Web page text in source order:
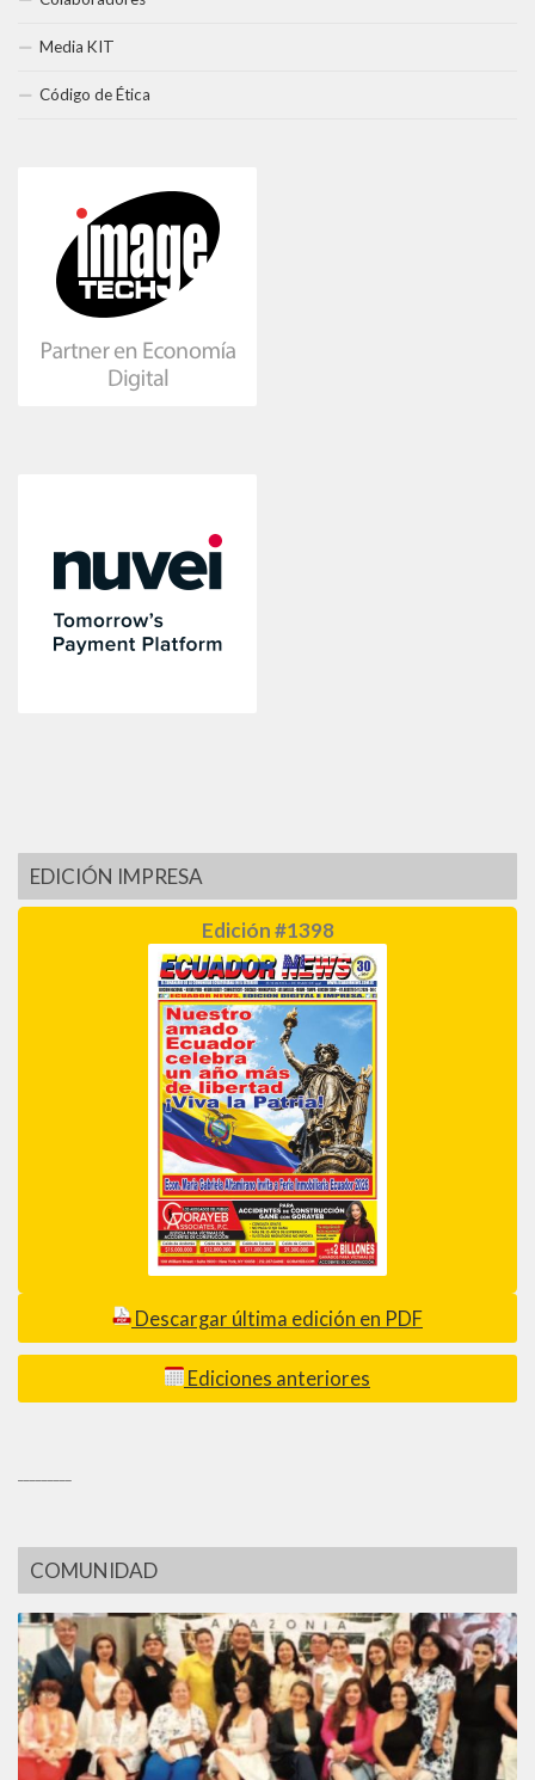
Media KIT
Código de Ética
EDICIÓN IMPRESA
Edición #1398
Descargar última edición en PDF
Ediciones anteriores
COMUNIDAD